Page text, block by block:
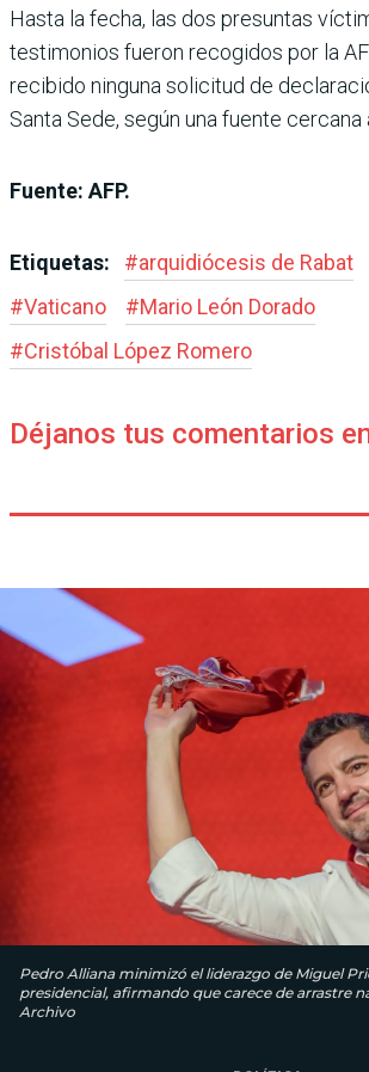
Hasta la fecha, las dos presuntas
testimonios fueron recogidos por la
recibido ninguna solicitud de
Santa Sede, según una fuente cercana
Fuente: AFP.
Etiquetas: #arquidiócesis de Rabat
#Vaticano #Mario León Dorado
#Cristóbal López Romero
Déjanos tus comentarios
Pedro Alliana minimizó el liderazgo de Miguel
presidencial, afirmando que carece de arrastre
Archivo